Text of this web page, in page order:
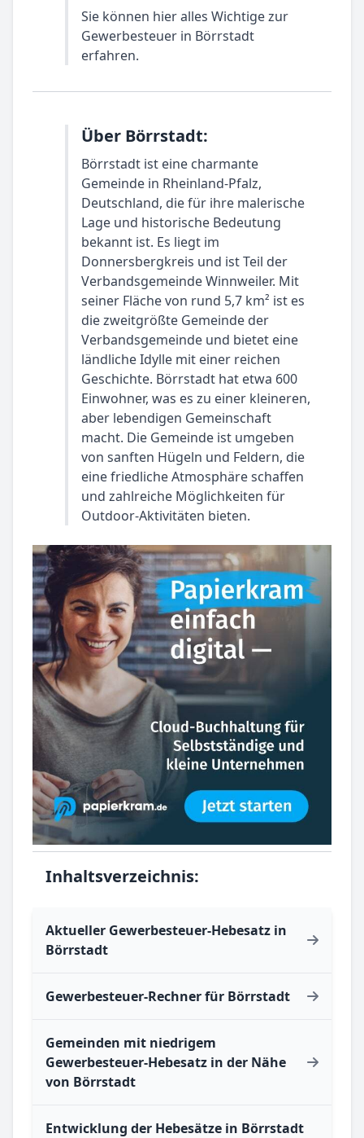
Sie können hier alles Wichtige zur
Gewerbesteuer in Börrstadt
erfahren.
Über Börrstadt:
Börrstadt ist eine charmante
Gemeinde in Rheinland-Pfalz,
Deutschland, die für ihre malerische
Lage und historische Bedeutung
bekannt ist. Es liegt im
Donnersbergkreis und ist Teil der
Verbandsgemeinde Winnweiler. Mit
seiner Fläche von rund 5,7 km² ist es
die zweitgrößte Gemeinde der
Verbandsgemeinde und bietet eine
ländliche Idylle mit einer reichen
Geschichte. Börrstadt hat etwa 600
Einwohner, was es zu einer kleineren,
aber lebendigen Gemeinschaft
macht. Die Gemeinde ist umgeben
von sanften Hügeln und Feldern, die
eine friedliche Atmosphäre schaffen
und zahlreiche Möglichkeiten für
Outdoor-Aktivitäten bieten.
Inhaltsverzeichnis:
Aktueller Gewerbesteuer-Hebesatz in
Börrstadt
Gewerbesteuer-Rechner für Börrstadt
Gemeinden mit niedrigem
Gewerbesteuer-Hebesatz in der Nähe
von Börrstadt
Entwicklung der Hebesätze in Börrstadt